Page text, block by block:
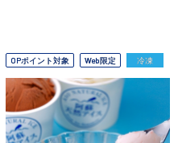
OPポイント対象 Web限定 冷凍